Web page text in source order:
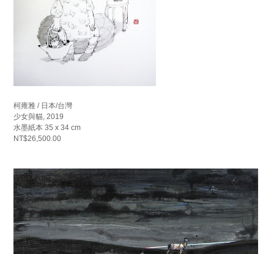
柯雍雅 / 日本/台灣
少女與貓, 2019
水墨紙本 35 x 34 cm
NT$26,500.00